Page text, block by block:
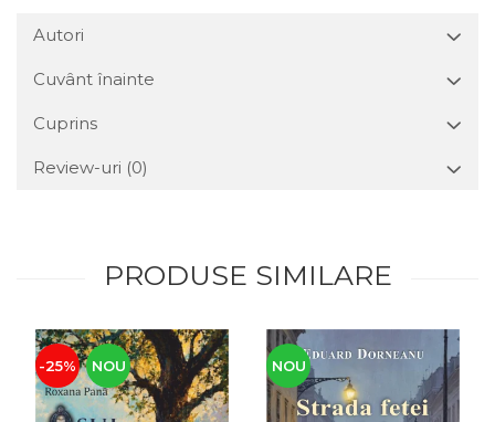
Autori
Cuvânt înainte
Cuprins
Review-uri (0)
PRODUSE SIMILARE
-25% NOU NOU